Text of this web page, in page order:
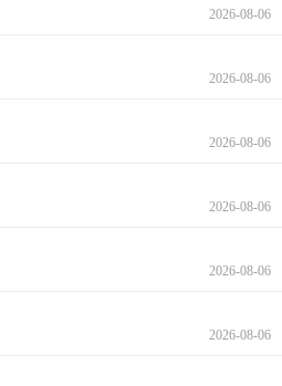
2026-08-06
2026-08-06
2026-08-06
2026-08-06
2026-08-06
2026-08-06